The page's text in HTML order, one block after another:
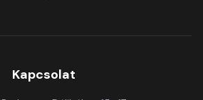
Kapcsolat